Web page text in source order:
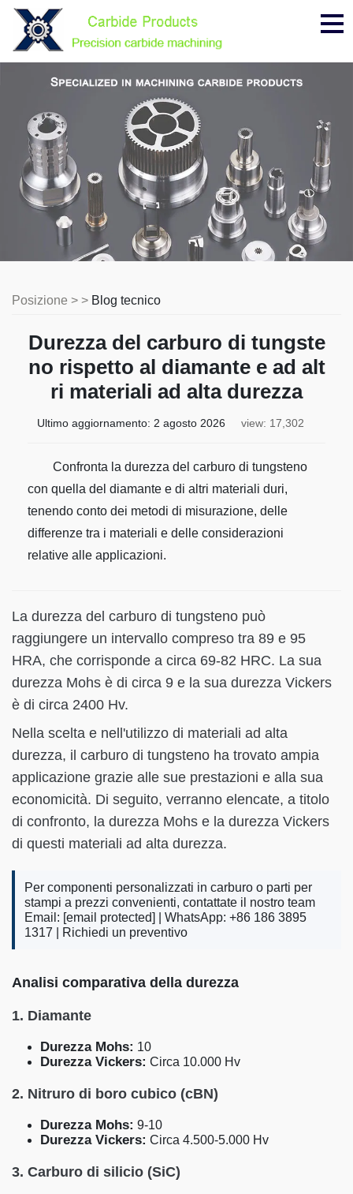
Posizione > > Blog tecnico
Durezza del carburo di tungste
no rispetto al diamante e ad alt
ri materiali ad alta durezza
Ultimo aggiornamento: 2 agosto 2026 view: 17,302
Confronta la durezza del carburo di tungsteno
con quella del diamante e di altri materiali duri,
tenendo conto dei metodi di misurazione, delle
differenze tra i materiali e delle considerazioni
relative alle applicazioni.
La durezza del carburo di tungsteno può
raggiungere un intervallo compreso tra 89 e 95
HRA, che corrisponde a circa 69-82 HRC. La sua
durezza Mohs è di circa 9 e la sua durezza Vickers
è di circa 2400 Hv.
Nella scelta e nell'utilizzo di materiali ad alta
durezza, il carburo di tungsteno ha trovato ampia
applicazione grazie alle sue prestazioni e alla sua
economicità. Di seguito, verranno elencate, a titolo
di confronto, la durezza Mohs e la durezza Vickers
di questi materiali ad alta durezza.
Per componenti personalizzati in carburo o parti per
stampi a prezzi convenienti, contattate il nostro team
Email: [email protected]
| WhatsApp: +86 186 3895
1317 |
Richiedi un preventivo
Analisi comparativa della durezza
1. Diamante
Durezza Mohs: 10
Durezza Vickers: Circa 10.000 Hv
2. Nitruro di boro cubico (cBN)
Durezza Mohs: 9-10
Durezza Vickers: Circa 4.500-5.000 Hv
3. Carburo di silicio (SiC)